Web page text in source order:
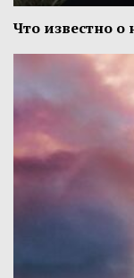
Что известно